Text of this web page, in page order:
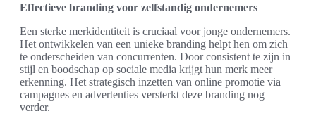
Effectieve branding voor zelfstandig ondernemers
Een sterke merkidentiteit is cruciaal voor jonge ondernemers.
Het ontwikkelen van een unieke branding helpt hen om zich
te onderscheiden van concurrenten. Door consistent te zijn in
stijl en boodschap op sociale media krijgt hun merk meer
erkenning. Het strategisch inzetten van online promotie via
campagnes en advertenties versterkt deze branding nog
verder.